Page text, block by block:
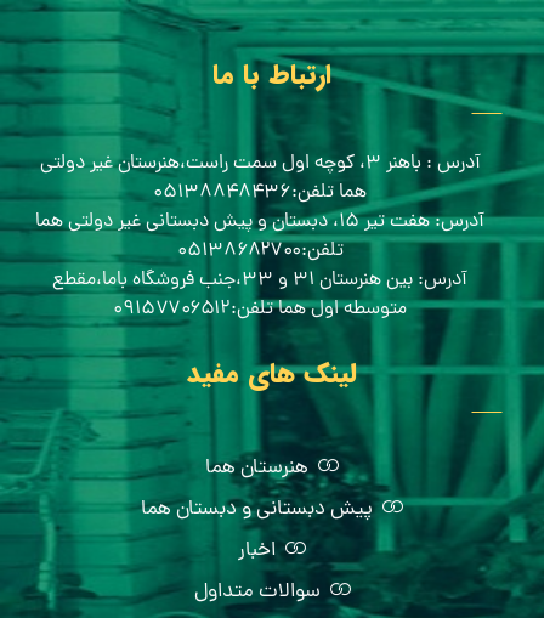
ارتباط با ما
آدرس : باهنر ۳، کوچه اول سمت راست،هنرستان غیر دولتی
هما تلفن:۰۵۱۳۸۸۴۸۴۳۶
آدرس: هفت تیر ۱۵، دبستان و پیش دبستانی غیر دولتی هما
تلفن:۰۵۱۳۸۶۸۲۷۰۰
آدرس: بین هنرستان ۳۱ و ۳۳،جنب فروشگاه باما،مقطع
متوسطه اول هما تلفن:۰۹۱۵۷۷۰۶۵۱۲
لینک های مفید
هنرستان هما
پیش دبستانی و دبستان هما
اخبار
سوالات متداول